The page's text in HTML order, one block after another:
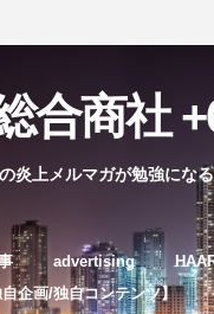
合商社
炎上メルマガが勉強にな
advertising
自企画/独自コンテンツ】